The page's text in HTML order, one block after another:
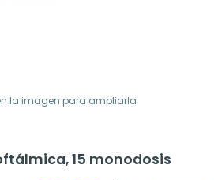
la imagen para ampliarla
15 monodosis